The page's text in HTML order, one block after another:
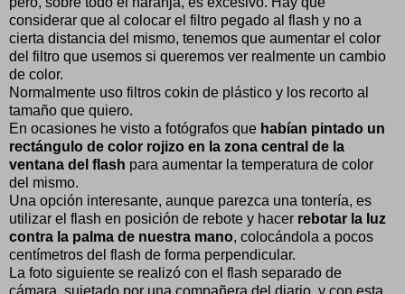
considerar que al colocar el filtro pegado al flash y no a
cierta distancia del mismo, tenemos que aumentar el color
del filtro que usemos si queremos ver realmente un cambio
de color.
Normalmente uso filtros cokin de plástico y los recorto al
tamaño que quiero.
En ocasiones he visto a fotógrafos que habían pintado un
rectángulo de color rojizo en la zona central de la
ventana del flash para aumentar la temperatura de color
del mismo.
Una opción interesante, aunque parezca una tontería, es
utilizar el flash en posición de rebote y hacer rebotar la luz
contra la palma de nuestra mano, colocándola a pocos
centímetros del flash de forma perpendicular.
La foto siguiente se realizó con el flash separado de
cámara, sujetado por una compañera del diario, y con esta